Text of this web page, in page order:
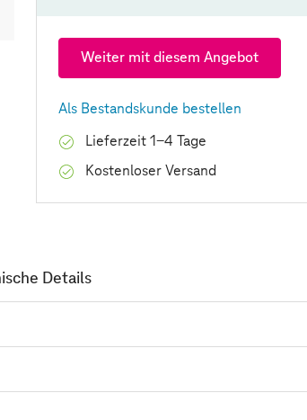
Weiter mit diesem Angebot
Als Bestandskunde bestellen
Lieferzeit 1-4 Tage
Kostenloser Versand
Details